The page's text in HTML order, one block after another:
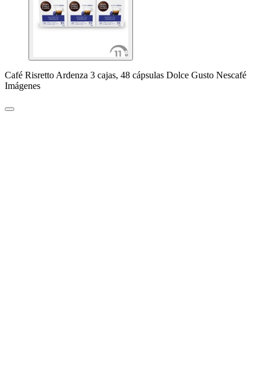
Café Risretto Ardenza 3 cajas, 48 cápsulas Dolce Gusto Nescafé
Imágenes